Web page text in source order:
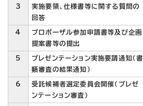
3
実施要領、仕様書等に関する質問の
回答
4
プロポーザル参加申請書等及び企画
提案書等の提出
5
プレゼンテーション実施要請通知（書
類審査の結果通知）
6
受託候補者選定委員会開催（プレゼ
ンテーション審査）